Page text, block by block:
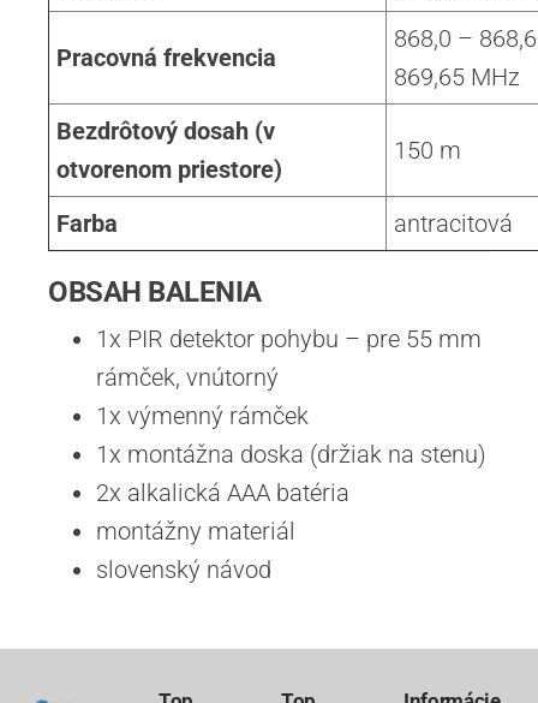
Pracovná frekvencia
868,0 –
869,65 MHz
Bezdrôtový dosah (v
otvorenom priestore)
150 m
Farba antracitová
OBSAH BALENIA
1x PIR detektor pohybu – pre 55 mm
rámček, vnútorný
1x výmenný rámček
1x montážna doska (držiak na stenu)
2x alkalická AAA batéria
montážny materiál
slovenský návod